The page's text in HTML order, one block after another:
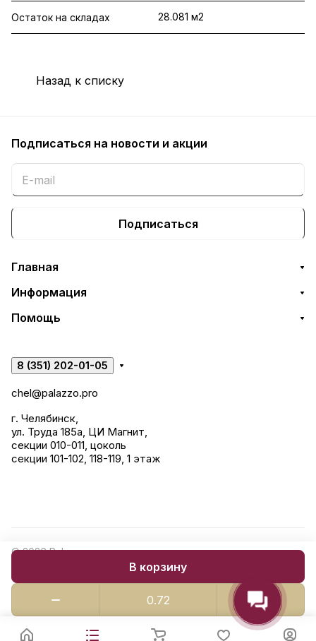
В корзину
Остаток на складах 28.081 м2
Назад к списку
Подписаться на новости и акции
Подписаться
Главная
Информация
Помощь
8 (351) 202-01-05
chel@palazzo.pro
г. Челябинск,
ул. Труда 185а, ЦИ Магнит,
секции 010-011, цоколь
секции 101-102, 118-119, 1 этаж
© 2026 Palazzo: керамогранит, сантехника, строительные